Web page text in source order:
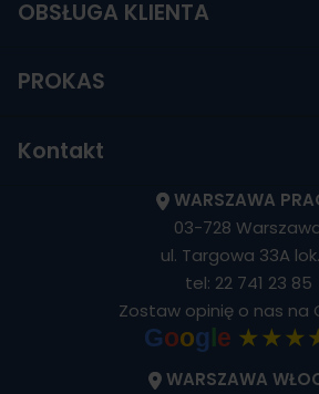
OBSŁUGA KLIENTA
PROKAS
Kontakt
WARSZAWA
03-728
ul. Targowa 33A
tel: 22 741 23 85
Zostaw opinię o nas na
Goog e
WARSZAWA